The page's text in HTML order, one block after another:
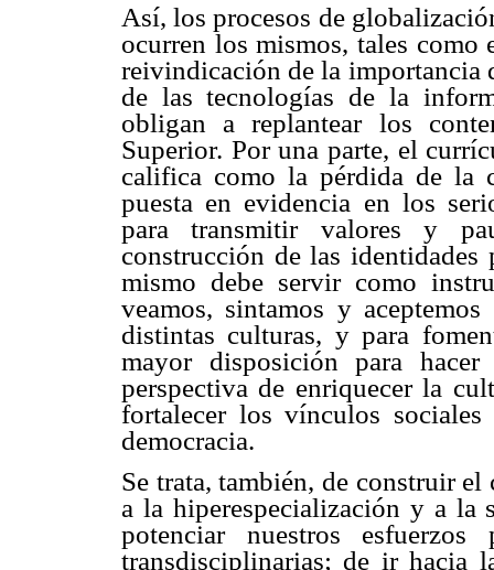
Así, los procesos de
ocurren los mismos, tales
reivindicación de la importancia
de las tecnologías de la
obligan a replantear los
Superior. Por una parte, el
califica como la pérdida de la
puesta en evidencia en los
para transmitir valores y
construcción de las identidades
mismo debe servir como
veamos, sintamos y
distintas culturas, y para
mayor disposición para
perspectiva de enriquecer la
fortalecer los vínculos
democracia.
Se trata, también, de construir
a la hiperespecialización y a la
potenciar nuestros esfuerzos
transdisciplinarias; de ir hacia